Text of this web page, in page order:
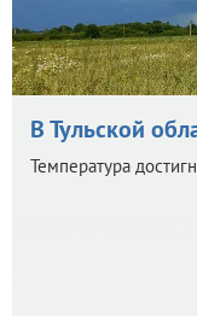
В Тульской
Температура